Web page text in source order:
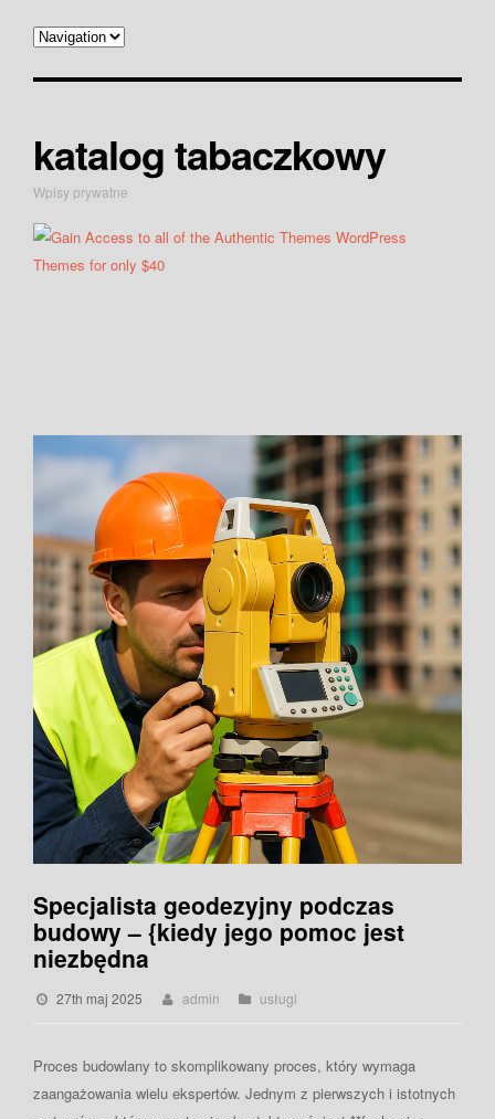
katalog tabaczkowy
Wpisy prywatne
Specjalista geodezyjny podczas
budowy – {kiedy jego pomoc jest
niezbędna
27th maj 2025 admin usługi
Proces budowlany to skomplikowany proces, który wymaga
zaangażowania wielu ekspertów. Jednym z pierwszych i istotnych